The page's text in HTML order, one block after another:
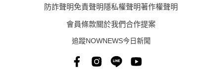
防詐聲明免責聲明隱私權聲明著作權聲明
會員條款關於我們合作提案
追蹤NOWNEWS今日新聞